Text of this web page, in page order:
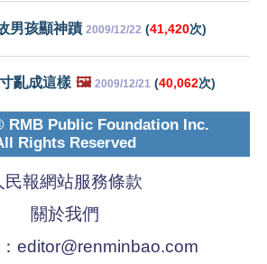
男孩顯神蹟 2009/12/22 (41,420次)
亂成這樣 🖼️ 2009/12/21 (40,062次)
RMB Public Foundation Inc.
Rights Reserved
民報網站服務條款
關於我們
editor@renminbao.com